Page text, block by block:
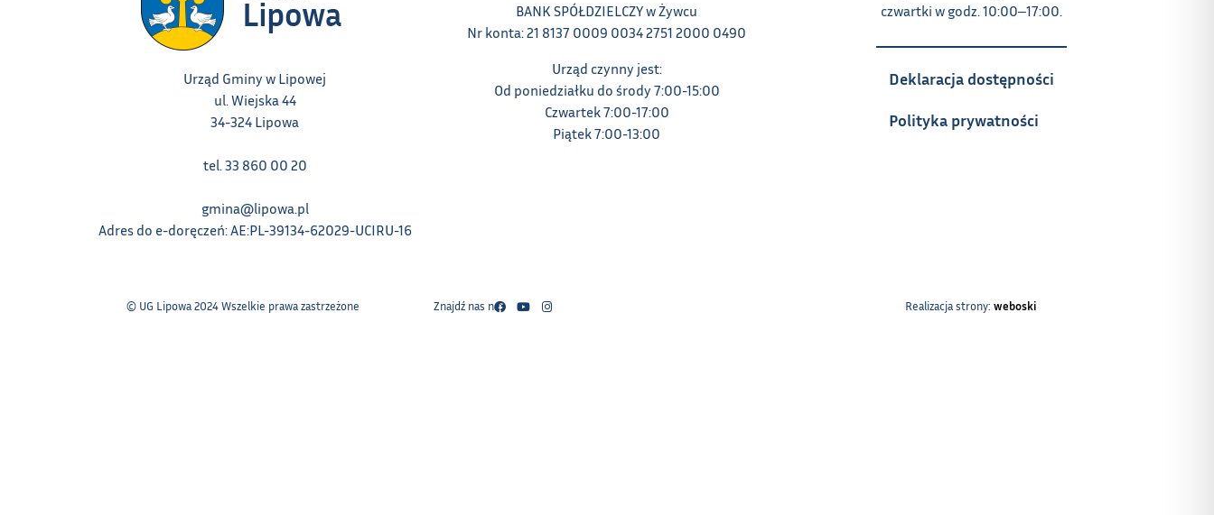
Urząd Gminy w Lipowej
ul. Wiejska 44
34-324 Lipowa
tel. 33 860 00 20
gmina@lipowa.pl
Adres do e-doręczeń: AE:PL-39134-62029-UCIRU-16
BANK SPÓŁDZIELCZY w Żywcu
Nr konta: 21 8137 0009 0034 2751 2000 0490
Urząd czynny jest:
Od poniedziałku do środy 7:00-15:00
Czwartek 7:00-17:00
Piątek 7:00-13:00
czwartki w godz. 10:00‒17:00.
Deklaracja dostępności
Polityka prywatności
© UG Lipowa 2024 Wszelkie prawa zastrzeżone Znajdź nas na: Realizacja strony:weboski